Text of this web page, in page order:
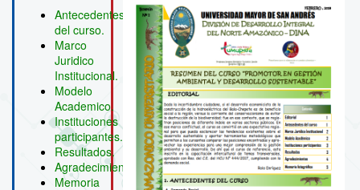
Antecedentes
del curso.
Marco
Juridico
Institucional.
Modelo
Academico.
Instituciones
participantes.
Resultados.
Agradecimientos.
Memoria